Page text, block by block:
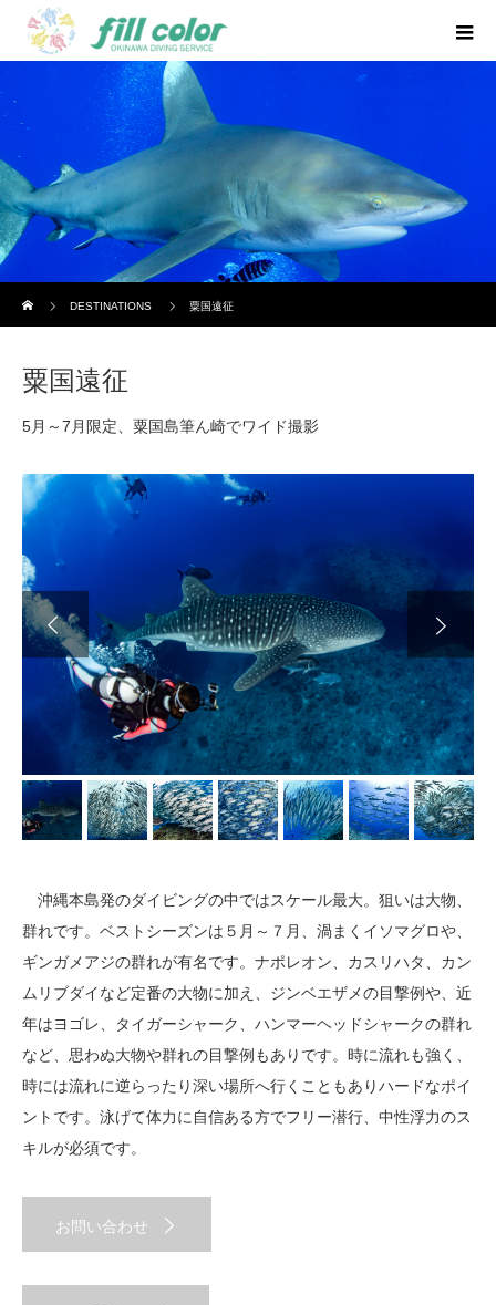
DESTINATIONS
粟国遠征
粟国遠征
5月～7月限定、粟国島筆ん崎でワイド撮影
Next
沖縄本島発のダイビングの中ではスケール最大。狙いは大物、
群れです。ベストシーズンは５月～７月、渦まくイソマグロや、
ギンガメアジの群れが有名です。ナポレオン、カスリハタ、カン
ムリブダイなど定番の大物に加え、ジンベエザメの目撃例や、近
年はヨゴレ、タイガーシャーク、ハンマーヘッドシャークの群れ
など、思わぬ大物や群れの目撃例もありです。時に流れも強く、
時には流れに逆らったり深い場所へ行くこともありハードなポイ
ントです。泳げて体力に自信ある方でフリー潜行、中性浮力のス
キルが必須です。
お問い合わせ